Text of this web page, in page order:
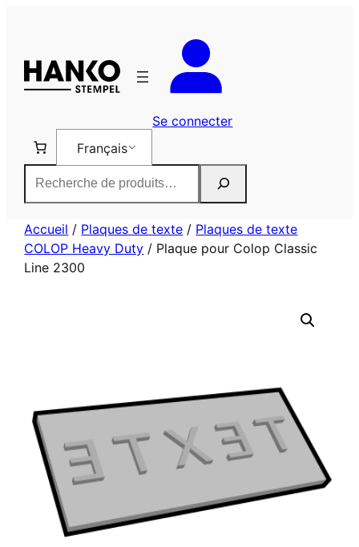
Se connecter
Français
Accueil / Plaques de texte / Plaques de texte
COLOP Heavy Duty / Plaque pour Colop Classic
Line 2300